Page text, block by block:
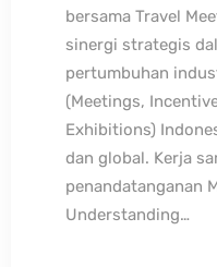
bersama Travel
sinergi strategis
pertumbuhan
(Meetings,
Exhibitions)
dan global. Kerja
penandatanganan
Understanding…